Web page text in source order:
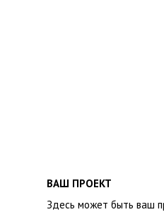
ВАШ ПРОЕКТ
Здесь может быть ваш